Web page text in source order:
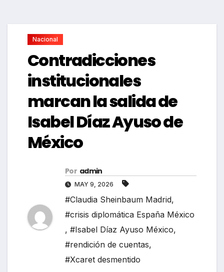
Nacional
Contradicciones
institucionales
marcan la salida de
Isabel Díaz Ayuso de
México
Por admin
MAY 9, 2026
#Claudia Sheinbaum Madrid,
#crisis diplomática España México
, #Isabel Díaz Ayuso México,
#rendición de cuentas,
#Xcaret desmentido